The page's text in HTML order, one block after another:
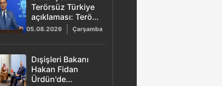
Terörsüz Türkiye
açıklaması: Terör
tüm uzantılarıyla
sona erecek
05.08.2026 Çarşamba
Dışişleri Bakanı
Hakan Fidan
Ürdün'de